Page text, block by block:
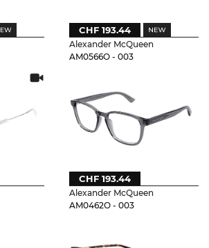
Alexander McQueen
AM0566O - 003
CHF 193.44
Alexander McQueen
AM0462O - 003
CHF 193.44